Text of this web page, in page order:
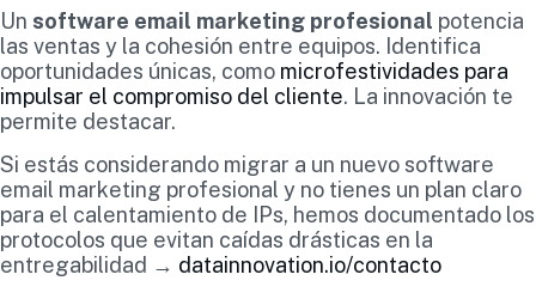
Un software email marketing profesional potencia
las ventas y la cohesión entre equipos. Identifica
oportunidades únicas, como microfestividades para
impulsar el compromiso del cliente. La innovación te
permite destacar.
Si estás considerando migrar a un nuevo software
email marketing profesional y no tienes un plan claro
para el calentamiento de IPs, hemos documentado los
protocolos que evitan caídas drásticas en la
entregabilidad → datainnovation.io/contacto